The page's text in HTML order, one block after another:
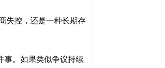
失控，还是一种长期存
。如果类似争议持续